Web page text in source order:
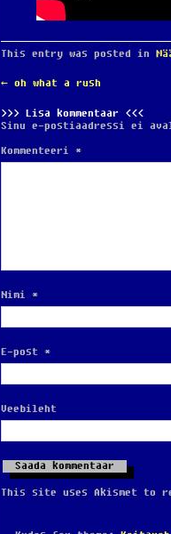
This entry was posted in
POST
← oh what a rush
Lisa kommentaar
Sinu e-postiaadressi ei
Kommenteeri *
Nimi *
E-post *
Veebileht
This site uses Akismet to